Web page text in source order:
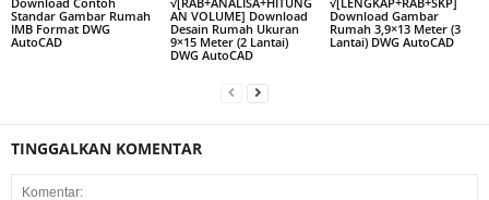
Standar Gambar Rumah
IMB Format DWG
AutoCAD
AN VOLUME] Download
Desain Rumah Ukuran
9×15 Meter (2 Lantai)
DWG AutoCAD
Download Gambar
Rumah 3,9×13 Meter (3
Lantai) DWG AutoCAD
TINGGALKAN KOMENTAR